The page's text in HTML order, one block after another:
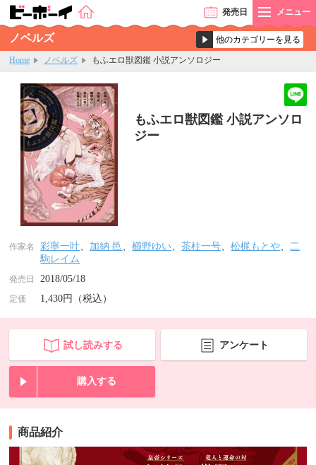
発売日 メニュー
ノベルズ
Home ノベルズ もふエロ獣図鑑 小説アンソロジー
もふエロ獣図鑑 小説アンソロ
ジー
作家名 彩寧一叶、 加納 邑、櫛野ゆい、茶柱一号、松梶もとや、二
駒レイム
発売日 2018/05/18
定価 1,430円（税込）
試し読みする アンケート
購入する
商品紹介